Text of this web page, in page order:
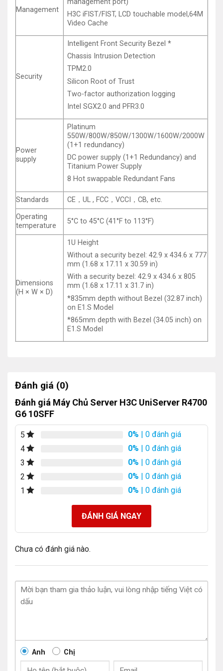
Management
management port)
H3C iFIST/FIST, LCD touchable model,64M
Video Cache
Security
Intelligent Front Security Bezel *
Chassis Intrusion Detection
TPM2.0
Silicon Root of Trust
Two-factor authorization logging
Intel SGX2.0 and PFR3.0
Power
supply
Platinum
550W/800W/850W/1300W/1600W/2000W
(1+1 redundancy)
DC power supply (1+1 Redundancy) and
Titanium Power Supply
8 Hot swappable Redundant Fans
Standards
CE，UL , FCC，VCCI，CB, etc.
Operating
temperature
5°C to 45°C (41°F to 113°F)
Dimensions
(H × W × D)
1U Height
Without a security bezel: 42.9 x 434.6 x 777
mm (1.68 x 17.11 x 30.59 in)
With a security bezel: 42.9 x 434.6 x 805
mm (1.68 x 17.11 x 31.7 in)
*835mm depth without Bezel (32.87 inch)
on E1.S Model
*865mm depth with Bezel (34.05 inch) on
E1.S Model
Đánh giá (0)
Đánh giá Máy Chủ Server H3C UniServer R4700
G6 10SFF
5 0% | 0 đánh giá
4
0% | 0 đánh giá
3
0% | 0 đánh giá
2
0% | 0 đánh giá
1
0% | 0 đánh giá
ĐÁNH GIÁ NGAY
Chưa có đánh giá nào.
Anh Chị